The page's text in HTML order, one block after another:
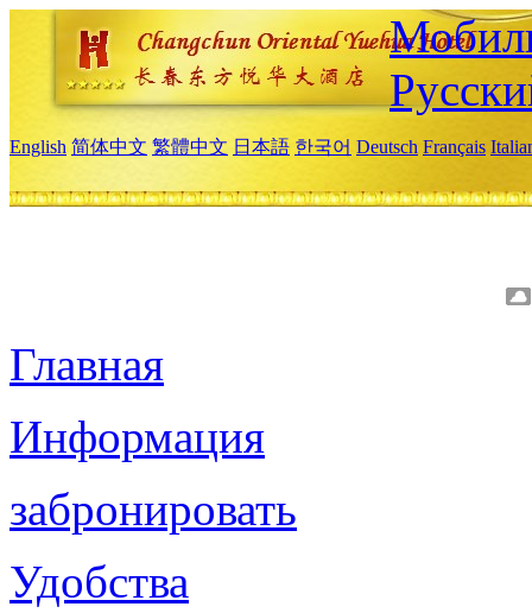
English 简体中文 繁體中文 日本語 한국어 Deutsch Français
Главная
Информация
забронировать
Удобства